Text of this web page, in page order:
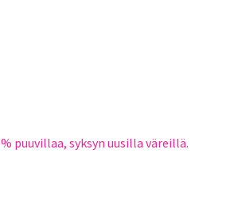
puuvillaa, syksyn uusilla väreillä.